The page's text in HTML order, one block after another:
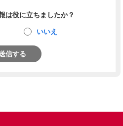
は役に立ちましたか？
いいえ
信する